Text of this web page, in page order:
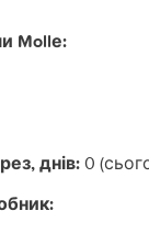
Mollе:
днів:0